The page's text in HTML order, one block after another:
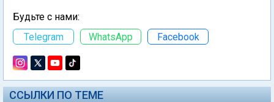
Будьте с нами:
Telegram
WhatsApp Facebook
ССЫЛКИ ПО ТЕМЕ